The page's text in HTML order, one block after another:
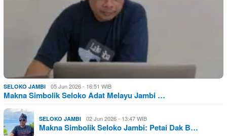
SELOKO JAMBI 05 Jun 2026 - 16:51 WIB
Makna Simbolik Seloko Adat Melayu Jambi …
SELOKO JAMBI 02 Jun 2026 - 13:47 WIB
Makna Simbolik Seloko Jambi: Petai Dak B…